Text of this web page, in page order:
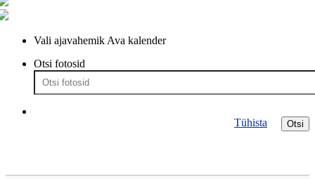
Vali ajavahemik Ava kalender
Otsi fotosid
Otsi
Tühista